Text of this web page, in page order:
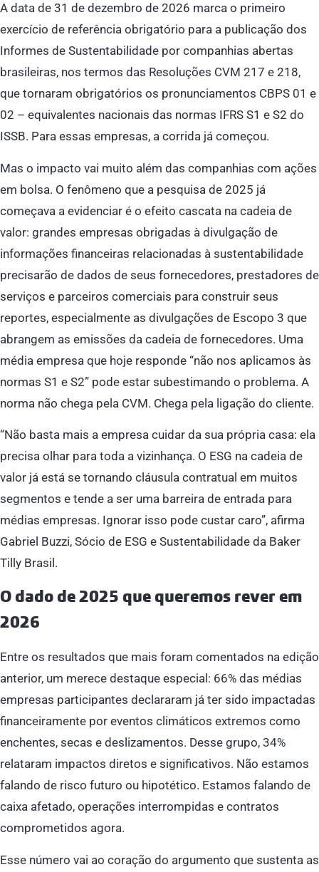
A data de 31 de dezembro de 2026 marca o primeiro
exercício de referência obrigatório para a publicação dos
Informes de Sustentabilidade por companhias abertas
brasileiras, nos termos das Resoluções CVM 217 e 218,
que tornaram obrigatórios os pronunciamentos CBPS 01 e
02 – equivalentes nacionais das normas IFRS S1 e S2 do
ISSB. Para essas empresas, a corrida já começou.
Mas o impacto vai muito além das companhias com ações
em bolsa. O fenômeno que a pesquisa de 2025 já
começava a evidenciar é o efeito cascata na cadeia de
valor: grandes empresas obrigadas à divulgação de
informações financeiras relacionadas à sustentabilidade
precisarão de dados de seus fornecedores, prestadores de
serviços e parceiros comerciais para construir seus
reportes, especialmente as divulgações de Escopo 3 que
abrangem as emissões da cadeia de fornecedores. Uma
média empresa que hoje responde “não nos aplicamos às
normas S1 e S2” pode estar subestimando o problema. A
norma não chega pela CVM. Chega pela ligação do cliente.
“Não basta mais a empresa cuidar da sua própria casa: ela
precisa olhar para toda a vizinhança. O ESG na cadeia de
valor já está se tornando cláusula contratual em muitos
segmentos e tende a ser uma barreira de entrada para
médias empresas. Ignorar isso pode custar caro”, afirma
Gabriel Buzzi, Sócio de ESG e Sustentabilidade da Baker
Tilly Brasil.
O dado de 2025 que queremos rever em
2026
Entre os resultados que mais foram comentados na edição
anterior, um merece destaque especial: 66% das médias
empresas participantes declararam já ter sido impactadas
financeiramente por eventos climáticos extremos como
enchentes, secas e deslizamentos. Desse grupo, 34%
relataram impactos diretos e significativos. Não estamos
falando de risco futuro ou hipotético. Estamos falando de
caixa afetado, operações interrompidas e contratos
comprometidos agora.
Esse número vai ao coração do argumento que sustenta as